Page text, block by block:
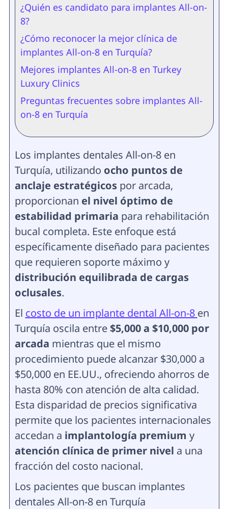
¿Quién es candidato para implantes All-on-
8?
¿Cómo reconocer la mejor clínica de
implantes All-on-8 en Turquía?
Mejores implantes All-on-8 en Turkey
Luxury Clinics
Preguntas frecuentes sobre implantes All-
on-8 en Turquía
Los implantes dentales All-on-8 en
Turquía, utilizando ocho puntos de
anclaje estratégicospor arcada,
proporcionan el nivel óptimo de
estabilidad primaria para rehabilitación
bucal completa. Este enfoque está
específicamente diseñado para pacientes
que requieren soporte máximo y
distribución equilibrada de cargas
oclusales.
El costo de un implante dental All-on-8 en
Turquía oscila entre $5,000 a $10,000 por
arcada mientras que el mismo
procedimiento puede alcanzar $30,000 a
$50,000 en EE.UU., ofreciendo ahorros de
hasta 80% con atención de alta calidad.
Esta disparidad de precios significativa
permite que los pacientes internacionales
accedan a implantología premium y
atención clínica de primer nivel a una
fracción del costo nacional.
Los pacientes que buscan implantes
dentales All-on-8 en Turquía